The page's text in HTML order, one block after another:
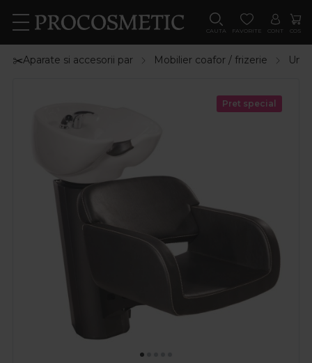
CAUTA FAVORITE CONT COS
✂️Aparate si accesorii par Mobilier coafor / frizerie
Pret special